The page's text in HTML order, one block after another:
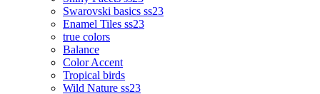
Swarovski basics ss23
Enamel Tiles ss23
true colors
Balance
Color Accent
Tropical birds
Wild Nature ss23